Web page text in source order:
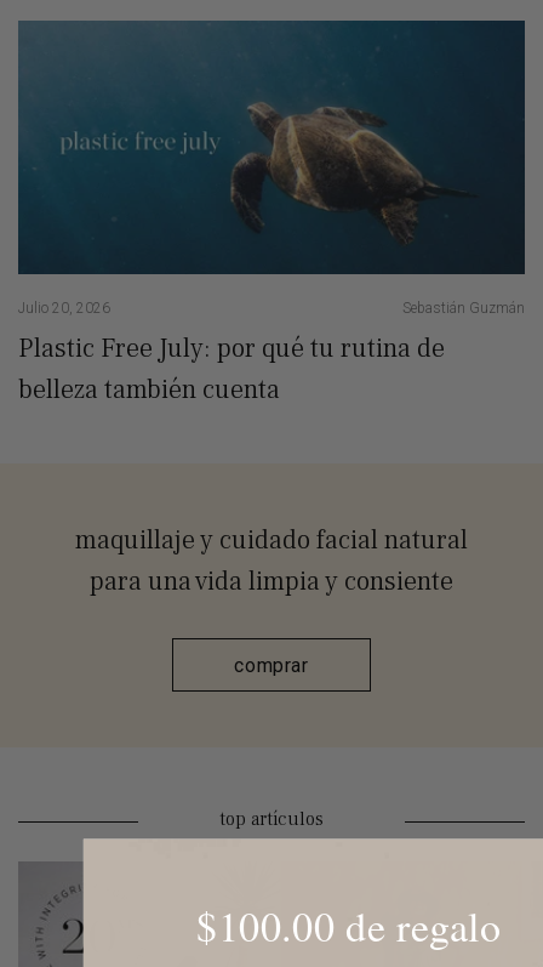
Julio 20, 2026 Sebastián Guzmán
Plastic Free July: por qué tu rutina de
belleza también cuenta
maquillaje y cuidado facial natural
para una vida limpia y consiente
comprar
top artículos
$100.00 de regalo